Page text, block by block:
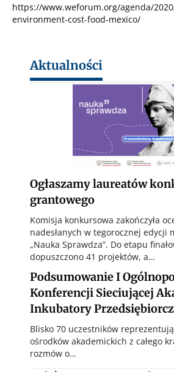
https://www.weforum.org/agenda/
environment-cost-food-mexico/
Aktualności
Ogłaszamy laureatów
grantowego
Komisja konkursowa zakończyła
nadesłanych w tegorocznej edycji
„Nauka Sprawdza”. Do etapu
dopuszczono 41 projektów, a…
Podsumowanie I
Konferencji Sieciującej
Inkubatory
Blisko 70 uczestników
ośrodków akademickich z całego
rozmów o…